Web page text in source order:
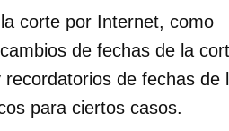
corte por Internet, como
de fechas de la
de fechas de
para ciertos casos.